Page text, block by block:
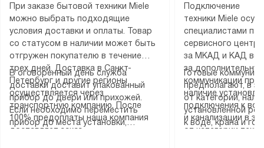
При заказе бытовой техники Miele
можно выбрать подходящие
условия доставки и оплаты. Товар
со статусом в наличии может быть
отгружен покупателю в течение
трех дней. Доставка в Санкт-
Петербург и другие регионы
осуществляется через
транспортную компанию. После
100% предоплаты наша компания
доставляет заказ
В оговоренный день служба
доставки доставит упакованный
прибор до двери или прихожей.
Если необходимо переместить
прибор до места установки,
Подключение
техники Miele
специалистами
сервисного
за МКАД и КАД
за
коммуникации
наличие
подключения к
и канализации в
от категории
Готовые
предполагают, в
от категории,
установленной
к воде, крана и